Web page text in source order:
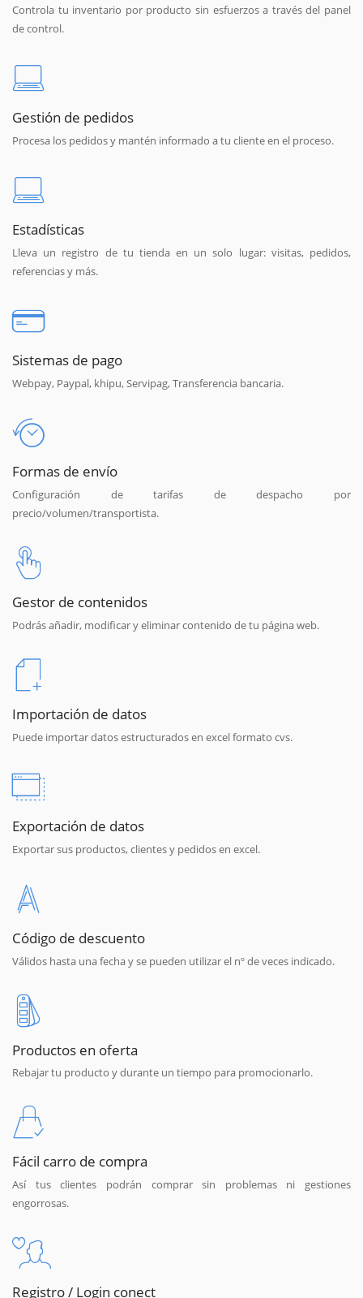
Controla tu inventario por producto sin esfuerzos a través del panel
de control.
Gestión de pedidos
Procesa los pedidos y mantén informado a tu cliente en el proceso.
Estadísticas
Lleva un registro de tu tienda en un solo lugar: visitas, pedidos,
referencias y más.
Sistemas de pago
Webpay, Paypal, khipu, Servipag, Transferencia bancaria.
Formas de envío
Configuración de tarifas de despacho por
precio/volumen/transportista.
Gestor de contenidos
Podrás añadir, modificar y eliminar contenido de tu página web.
Importación de datos
Puede importar datos estructurados en excel formato cvs.
Exportación de datos
Exportar sus productos, clientes y pedidos en excel.
Código de descuento
Válidos hasta una fecha y se pueden utilizar el nº de veces indicado.
Productos en oferta
Rebajar tu producto y durante un tiempo para promocionarlo.
Fácil carro de compra
Así tus clientes podrán comprar sin problemas ni gestiones
engorrosas.
Registro / Login conect